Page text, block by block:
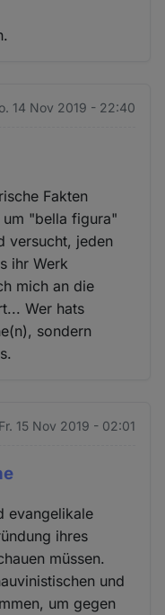
14 Nov 2019 - 22:40
Fakten
um "bella figura"
versucht, jeden
ihr Werk
mich an die
Wer hats
sondern
Fr. 15 Nov 2019 - 02:01
evangelikale
ihres
müssen.
und
um gegen